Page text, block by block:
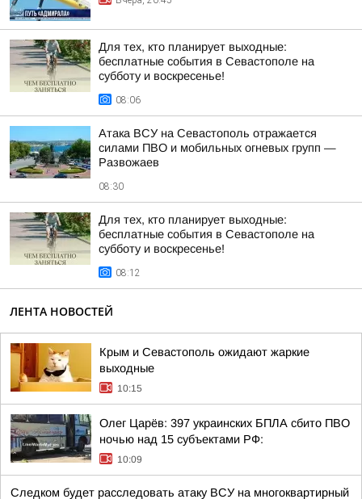
Для тех, кто планирует выходные:
бесплатные события в Севастополе на
субботу и воскресенье!
08:06
Атака ВСУ на Севастополь отражается
силами ПВО и мобильных огневых групп —
Развожаев
08:30
Для тех, кто планирует выходные:
бесплатные события в Севастополе на
субботу и воскресенье!
08:12
ЛЕНТА НОВОСТЕЙ
Крым и Севастополь ожидают жаркие
выходные
10:15
Олег Царёв: 397 украинских БПЛА сбито ПВО
ночью над 15 субъектами РФ:
10:09
Следком будет расследовать атаку ВСУ на многоквартирный